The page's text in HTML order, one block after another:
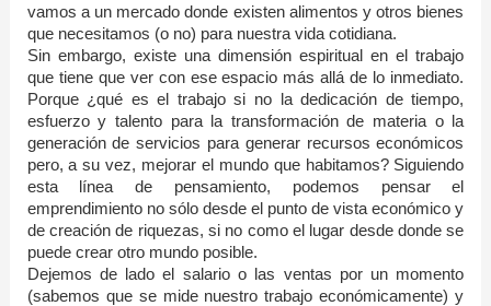
vamos a un mercado donde existen alimentos y otros bienes
que necesitamos (o no) para nuestra vida cotidiana.
Sin embargo, existe una dimensión espiritual en el trabajo
que tiene que ver con ese espacio más allá de lo inmediato.
Porque ¿qué es el trabajo si no la dedicación de tiempo,
esfuerzo y talento para la transformación de materia o la
generación de servicios para generar recursos económicos
pero, a su vez, mejorar el mundo que habitamos? Siguiendo
esta línea de pensamiento, podemos pensar el
emprendimiento no sólo desde el punto de vista económico y
de creación de riquezas, si no como el lugar desde donde se
puede crear otro mundo posible.
Dejemos de lado el salario o las ventas por un momento
(sabemos que se mide nuestro trabajo económicamente) y